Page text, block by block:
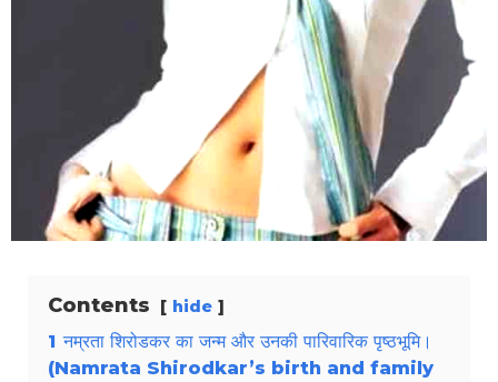
Contents hide
1 नम्रता शिरोडकर का जन्म और उनकी पारिवारिक पृष्ठभूमि।
(Namrata Shirodkar’s birth and family